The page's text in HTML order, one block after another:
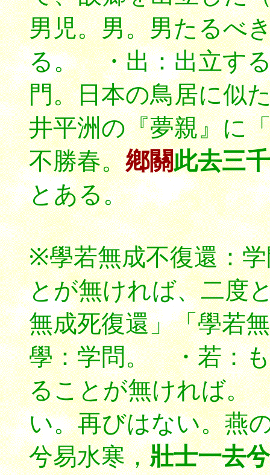
男児。男。男たるべ
る。 ・出：出立す
門。日本の鳥居に似
井平洲の『夢親』に
不勝春。鄕關此去三
とある。
※學若無成不復還：
とが無ければ、二度
無成死復還」「學若
學：学問。 ・若：
ることが無ければ
い。再びはない。燕
兮易水寒，壯士一去兮